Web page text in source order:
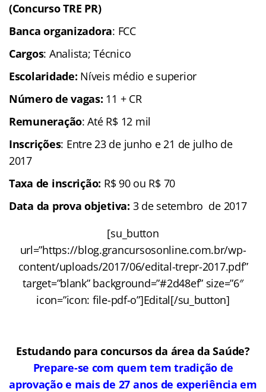
(Concurso TRE PR)
Banca organizadora: FCC
Cargos: Analista; Técnico
Escolaridade: Níveis médio e superior
Número de vagas: 11 + CR
Remuneração: Até R$ 12 mil
Inscrições: Entre 23 de junho e 21 de julho de
2017
Taxa de inscrição: R$ 90 ou R$ 70
Data da prova objetiva: 3 de setembro de 2017
[su_button
url=”https://blog.grancursosonline.com.br/wp-
content/uploads/2017/06/edital-trepr-2017.pdf”
target=”blank” background=”#2d48ef” size=”6″
icon=”icon: file-pdf-o”]Edital[/su_button]
Estudando para concursos da área da Saúde?
Prepare-se com quem tem tradição de
aprovação e mais de 27 anos de experiência em